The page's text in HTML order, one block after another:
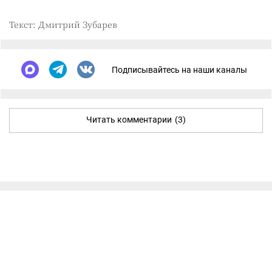
Текст: Дмитрий Зубарев
Подписывайтесь на наши каналы
Читать комментарии (3)